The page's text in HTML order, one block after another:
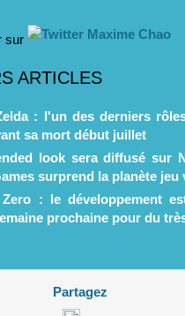
sur
ARTICLES
: l'un des derniers
sa mort début juillet
look sera diffusé sur
surprend la planète jeu
: le développement
prochaine pour du
Partagez